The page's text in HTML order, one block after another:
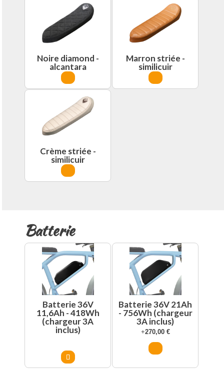
Noire diamond -
alcantara
Marron striée -
similicuir
Crème striée -
similicuir
Batterie
Batterie 36V
11,6Ah - 418Wh
(chargeur 3A
inclus)
Batterie 36V 21Ah
- 756Wh (chargeur
3A inclus)
+270,00 €